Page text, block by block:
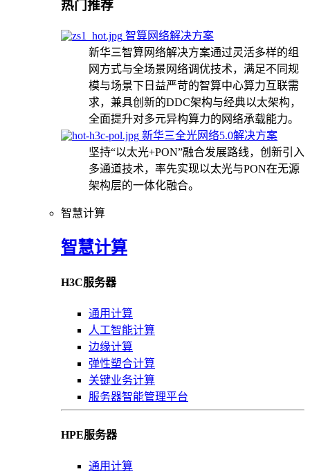
热门推荐
智算网络解决方案
新华三智算网络解决方案通过灵活多样的组
网方式与全场景网络调优技术，满足不同规
模与场景下日益严苛的智算中心算力互联需
求，兼具创新的DDC架构与经典以太架构，
全面提升对多元异构算力的网络承载能力。
新华三全光网络5.0解决方案
坚持“以太光+PON”融合发展路线，创新引入
多通道技术，率先实现以太光与PON在无源
架构层的一体化融合。
智慧计算
智慧计算
H3C服务器
通用计算
人工智能计算
边缘计算
弹性塑合计算
关键业务计算
服务器智能管理平台
HPE服务器
通用计算